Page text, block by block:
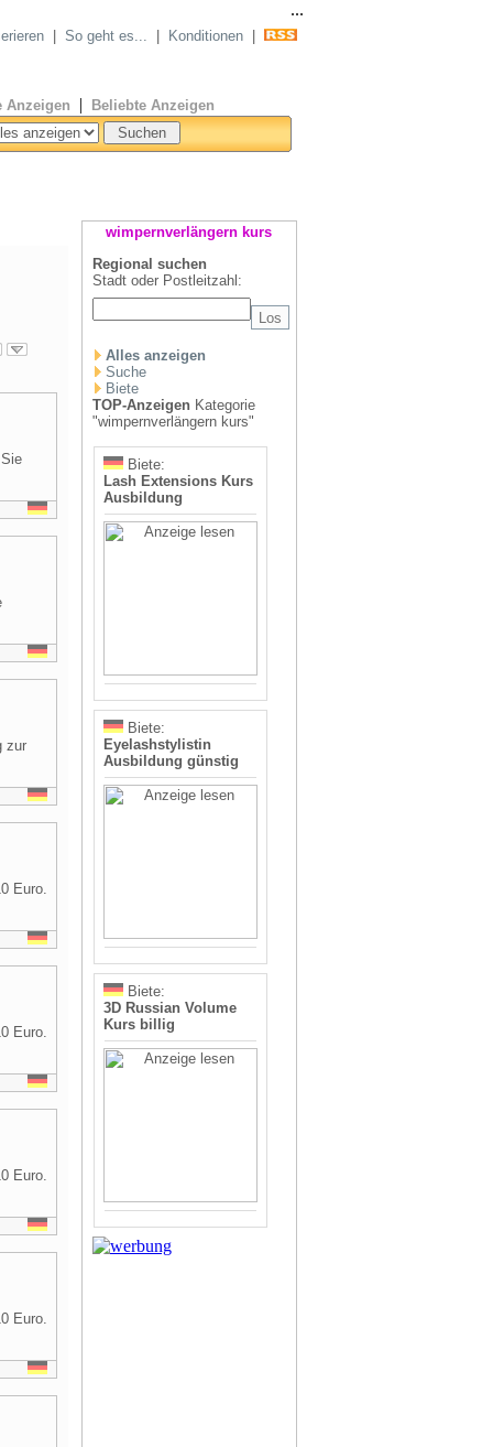
...
So geht es... Konditionen
Anzeigen |
Beliebte Anzeigen
zur
Euro.
Euro.
Euro.
Euro.
wimpernverlängern kurs
Regional suchen
Stadt oder Postleitzahl:
Alles anzeigen
Suche
Biete
TOP-Anzeigen Kategorie
"wimpernverlängern kurs"
Biete:
Lash Extensions Kurs
Ausbildung
Biete:
Eyelashstylistin
Ausbildung günstig
Biete:
3D Russian Volume
Kurs billig